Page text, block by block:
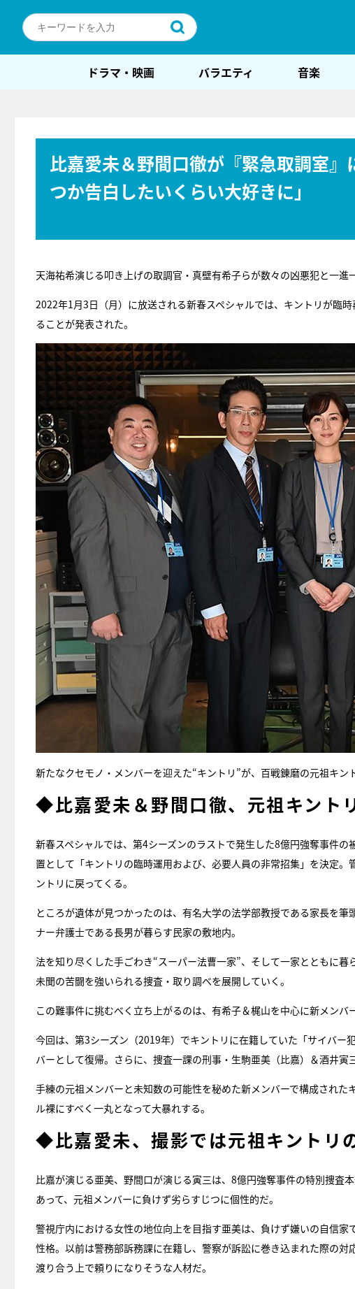
ドラマ・映画 バラエティ 音楽
比嘉愛未＆野間口徹が『緊急取調室
つか告白したいくらい大好きに」
天海祐希演じる叩き上げの取調官・真壁有希子らが数々の凶悪犯と一進
2022年1月3日（月）に放送される新春スペシャルでは、キントリが臨
ることが発表された。
新たなクセモノ・メンバーを迎えた“キントリ”が、百戦錬磨の元祖キン
◆比嘉愛未＆野間口徹、元祖キント
新春スペシャルでは、第4シーズンのラストで発生した8億円強奪事件
置として「キントリの臨時運用および、必要人員の非常招集」を決定
ントリに戻ってくる。
ところが遺体が見つかったのは、有名大学の法学部教授である家長を
ナー弁護士である長男が暮らす民家の敷地内。
法を知り尽くした手ごわき“スーパー法曹一家”、そして一家とともに
未聞の苦闘を強いられる捜査・取り調べを展開していく。
この難事件に挑むべく立ち上がるのは、有希子＆梶山を中心に新メンバ
今回は、第3シーズン（2019年）でキントリに在籍していた「サイバ
バーとして復帰。さらに、捜査一課の刑事・生駒亜美（比嘉）＆酒井寅
手練の元祖メンバーと未知数の可能性を秘めた新メンバーで構成され
ル裸にすべく一丸となって大暴れする。
◆比嘉愛未、撮影では元祖キントリ
比嘉が演じる亜美、野間口が演じる寅三は、8億円強奪事件の特別捜査
あって、元祖メンバーに負けず劣らすじつに個性的だ。
警視庁内における女性の地位向上を目指す亜美は、負けず嫌いの自信
性格。以前は警務部訴務課に在籍し、警察が訴訟に巻き込まれた際の
渡り合う上で頼りになりそうな人材だ。